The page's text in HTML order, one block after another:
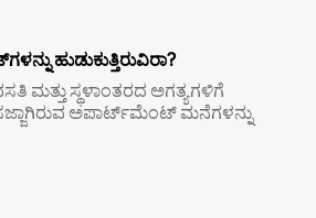
ಹುಡುಕುತ್ತಿರುವಿರಾ?
ಮತ್ತು ಸ್ಥಳಾಂತರದ ಅಗತ್ಯಗಳಿಗೆ
ಅಪಾರ್ಟ್‌ಮೆಂಟ್ ಮನೆಗಳನ್ನು